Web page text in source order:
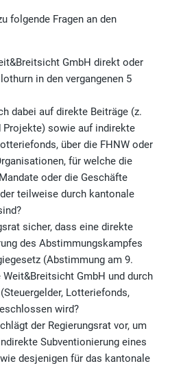
folgende Fragen an den
GmbH direkt oder
in den vergangenen 5
dabei auf direkte Beiträge (z.
Projekte) sowie auf indirekte
über die FHNW oder
für welche die
oder die Geschäfte
teilweise durch kantonale
sicher, dass eine direkte
des Abstimmungskampfes
(Abstimmung am 9.
Weit&Breitsicht GmbH und durch
Lotteriefonds,
wird?
der Regierungsrat vor, um
Subventionierung eines
desjenigen für das kantonale